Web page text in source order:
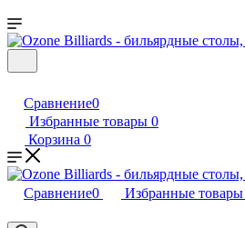
Сравнение0
Избранные товары 0
Корзина 0
Сравнение0 Избранные товары